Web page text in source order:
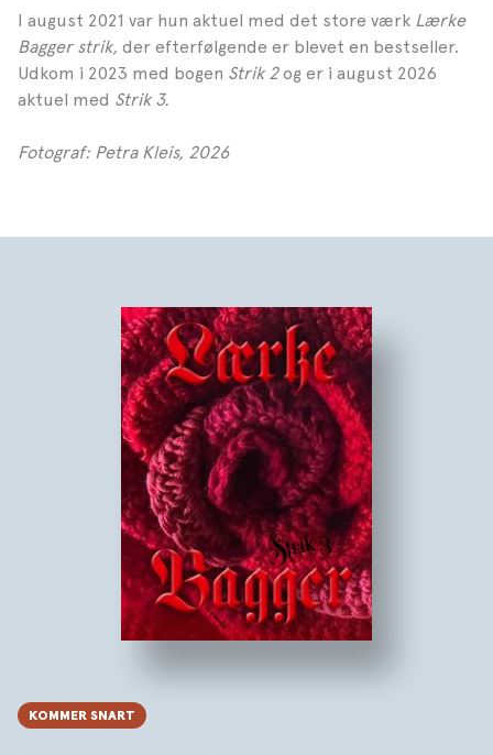
I august 2021 var hun aktuel med det store værk Lærke
Bagger strik, der efterfølgende er blevet en bestseller.
Udkom i 2023 med bogen Strik 2og er i august 2026
aktuel med Strik 3.
Fotograf: Petra Kleis, 2026
KOMMER SNART